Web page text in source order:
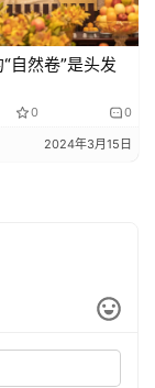
自然卷”是头发
0 0
2024年3月15日